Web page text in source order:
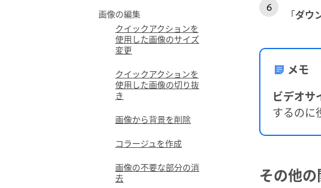
画像の編集
クイックアクションを
使用した画像のサイズ
変更
クイックアクションを
使用した画像の切り抜
き
画像から背景を削除
コラージュを作成
画像の不要な部分の消
去
「ダウ
メモ
ビデオサ
するのに
その他